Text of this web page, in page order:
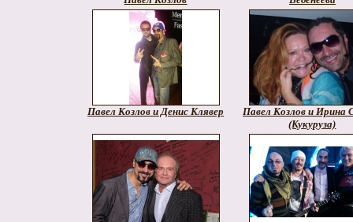
Павел Козлов и Денис Клявер
Павел Козлов и Ирина
(Кукуруза)